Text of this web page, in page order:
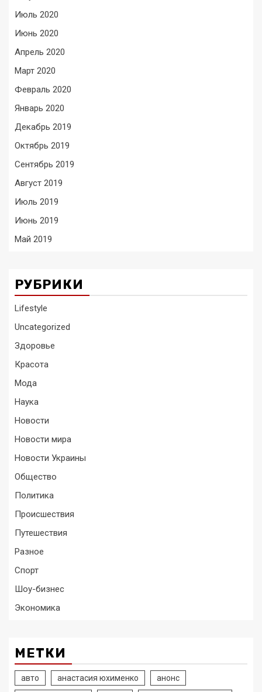
Июль 2020
Июнь 2020
Апрель 2020
Март 2020
Февраль 2020
Январь 2020
Декабрь 2019
Октябрь 2019
Сентябрь 2019
Август 2019
Июль 2019
Июнь 2019
Май 2019
РУБРИКИ
Lifestyle
Uncategorized
Здоровье
Красота
Мода
Наука
Новости
Новости мира
Новости Украины
Общество
Политика
Происшествия
Путешествия
Разное
Спорт
Шоу-бизнес
Экономика
МЕТКИ
авто анастасия юхименко анонс